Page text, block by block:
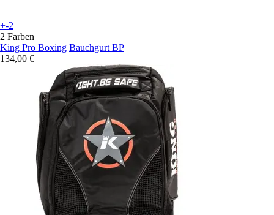
+-2
2 Farben
King Pro Boxing Bauchgurt BP
134,00 €